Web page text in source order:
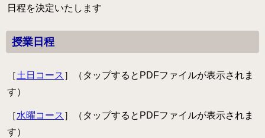
日程を決定いたします
授業日程
［土日コース ］（タップするとPDFファイルが表示されま
す）
［水曜コース ］（タップするとPDFファイルが表示されま
す）